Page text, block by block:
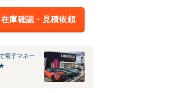
在庫確認・見積依頼
電子マネー